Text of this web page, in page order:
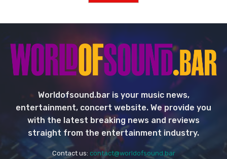
Worldofsound.bar is your music news,
entertainment, concert website. We provide you
with the latest breaking news and reviews
straight from the entertainment industry.
Contact us: contact@worldofsound.bar